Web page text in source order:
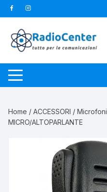
al
contenuto
Home /ACCESSORI /Microfoni
MICRO/ALTOPARLANTE